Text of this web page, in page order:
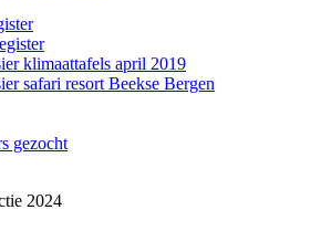
klimaattafels april 2019
safari resort Beekse Bergen
gezocht